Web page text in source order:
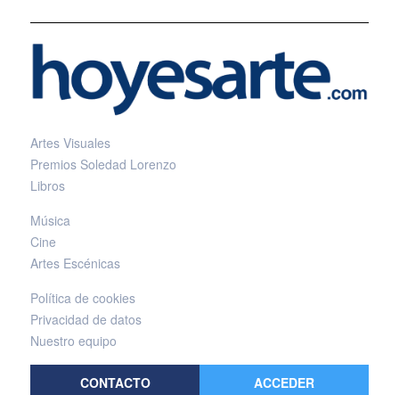
Artes Visuales
Premios Soledad Lorenzo
Libros
Música
Cine
Artes Escénicas
Política de cookies
Privacidad de datos
Nuestro equipo
CONTACTO ACCEDER